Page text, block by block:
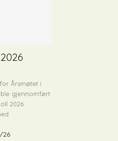
Årsmøtet i
gjennomført
2026
26